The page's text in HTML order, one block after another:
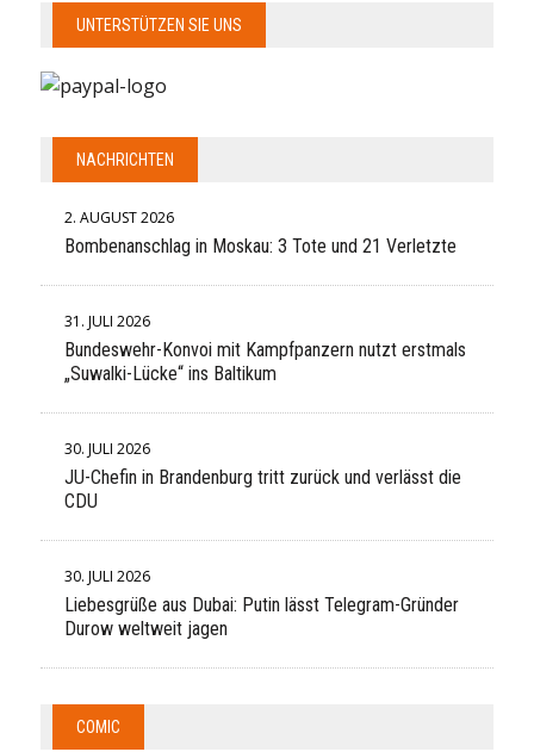
UNTERSTÜTZEN SIE UNS
NACHRICHTEN
2. AUGUST 2026
Bombenanschlag in Moskau: 3 Tote und 21 Verletzte
31. JULI 2026
Bundeswehr-Konvoi mit Kampfpanzern nutzt erstmals
„Suwalki-Lücke“ ins Baltikum
30. JULI 2026
JU-Chefin in Brandenburg tritt zurück und verlässt die
CDU
30. JULI 2026
Liebesgrüße aus Dubai: Putin lässt Telegram-Gründer
Durow weltweit jagen
COMIC